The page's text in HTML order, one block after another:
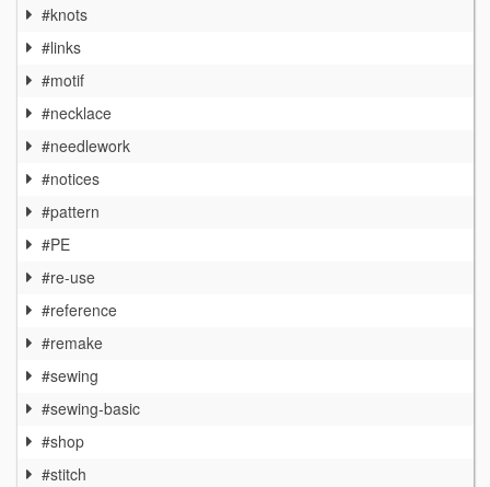
#knots
#links
#motif
#necklace
#needlework
#notices
#pattern
#PE
#re-use
#reference
#remake
#sewing
#sewing-basic
#shop
#stitch